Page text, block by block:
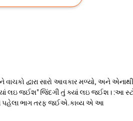
ને વાચકો દ્વારા સારો આવકાર મળ્યો, અને
લઇ જઈશ" જિંદગી તું ક્યાં લઇ જઈશ। :આ
પહેલા ભાગ તરફ જઈએ.કાવ્ય એ આ